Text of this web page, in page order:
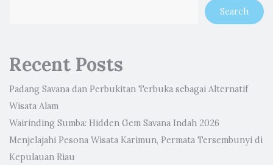
Search
Recent Posts
Padang Savana dan Perbukitan Terbuka sebagai Alternatif
Wisata Alam
Wairinding Sumba: Hidden Gem Savana Indah 2026
Menjelajahi Pesona Wisata Karimun, Permata Tersembunyi di
Kepulauan Riau